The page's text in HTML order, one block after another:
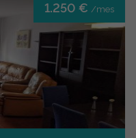
1.250 € /mes